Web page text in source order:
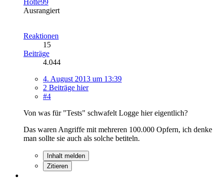
Ausrangiert
Reaktionen
15
Beiträge
4.044
4. August 2013 um 13:39
2 Beiträge hier
#4
Von was für "Tests" schwafelt Logge hier eigentlich?
Das waren Angriffe mit mehreren 100.000 Opfern, ich denke
man sollte sie auch als solche betiteln.
Inhalt melden
Zitieren